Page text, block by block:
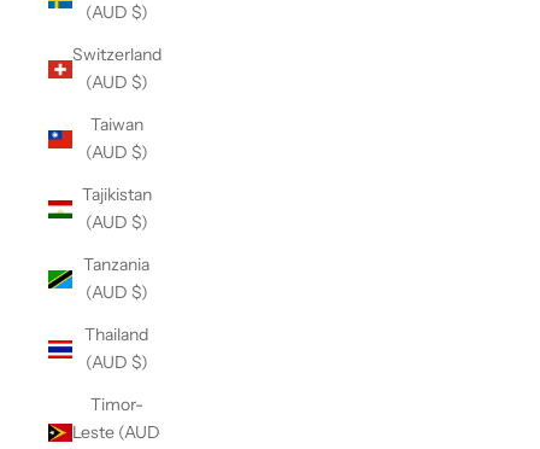
(AUD $)
Switzerland
(AUD $)
Taiwan
(AUD $)
Tajikistan
(AUD $)
Tanzania
(AUD $)
Thailand
(AUD $)
Timor-
Leste (AUD